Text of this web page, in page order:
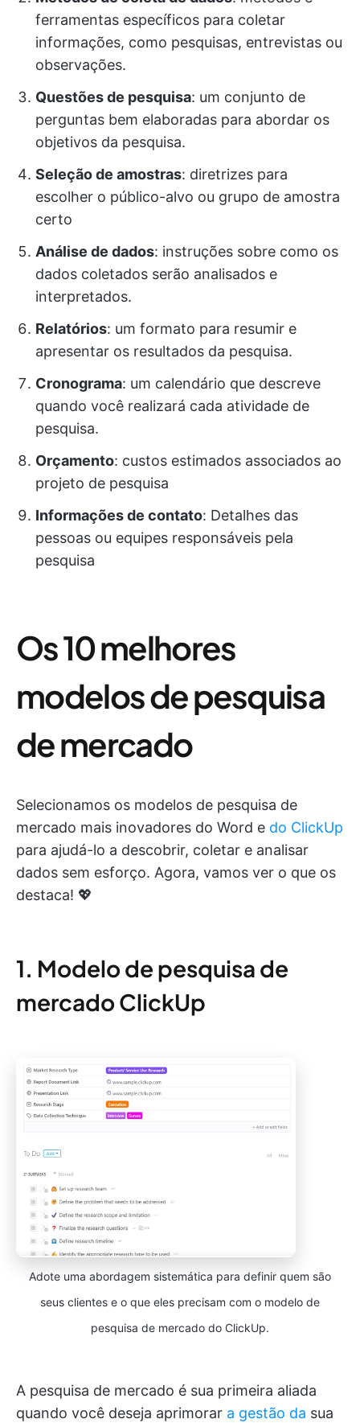
ferramentas específicos para coletar
informações, como pesquisas, entrevistas ou
observações.
Questões de pesquisa: um conjunto de
perguntas bem elaboradas para abordar os
objetivos da pesquisa.
Seleção de amostras: diretrizes para
escolher o público-alvo ou grupo de amostra
certo
Análise de dados: instruções sobre como os
dados coletados serão analisados e
interpretados.
Relatórios: um formato para resumir e
apresentar os resultados da pesquisa.
Cronograma: um calendário que descreve
quando você realizará cada atividade de
pesquisa.
Orçamento: custos estimados associados ao
projeto de pesquisa
Informações de contato: Detalhes das
pessoas ou equipes responsáveis pela
pesquisa
Os 10 melhores
modelos de pesquisa
de mercado
Selecionamos os modelos de pesquisa de
mercado mais inovadores do Word e do ClickUp
para ajudá-lo a descobrir, coletar e analisar
dados sem esforço. Agora, vamos ver o que os
destaca! 💖
1. Modelo de pesquisa de
mercado ClickUp
Adote uma abordagem sistemática para definir quem são
seus clientes e o que eles precisam com o modelo de
pesquisa de mercado do ClickUp.
A pesquisa de mercado é sua primeira aliada
quando você deseja aprimorar a gestão da sua